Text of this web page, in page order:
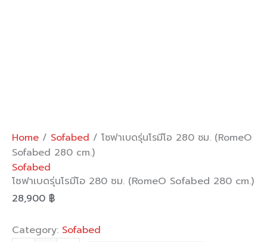
Home / Sofabed / โซฟาเบดรุ่นโรมีโอ 280 ซม. (RomeO
Sofabed 280 cm.)
Sofabed
โซฟาเบดรุ่นโรมีโอ 280 ซม. (RomeO Sofabed 280 cm.)
28,900 ฿
Category: Sofabed